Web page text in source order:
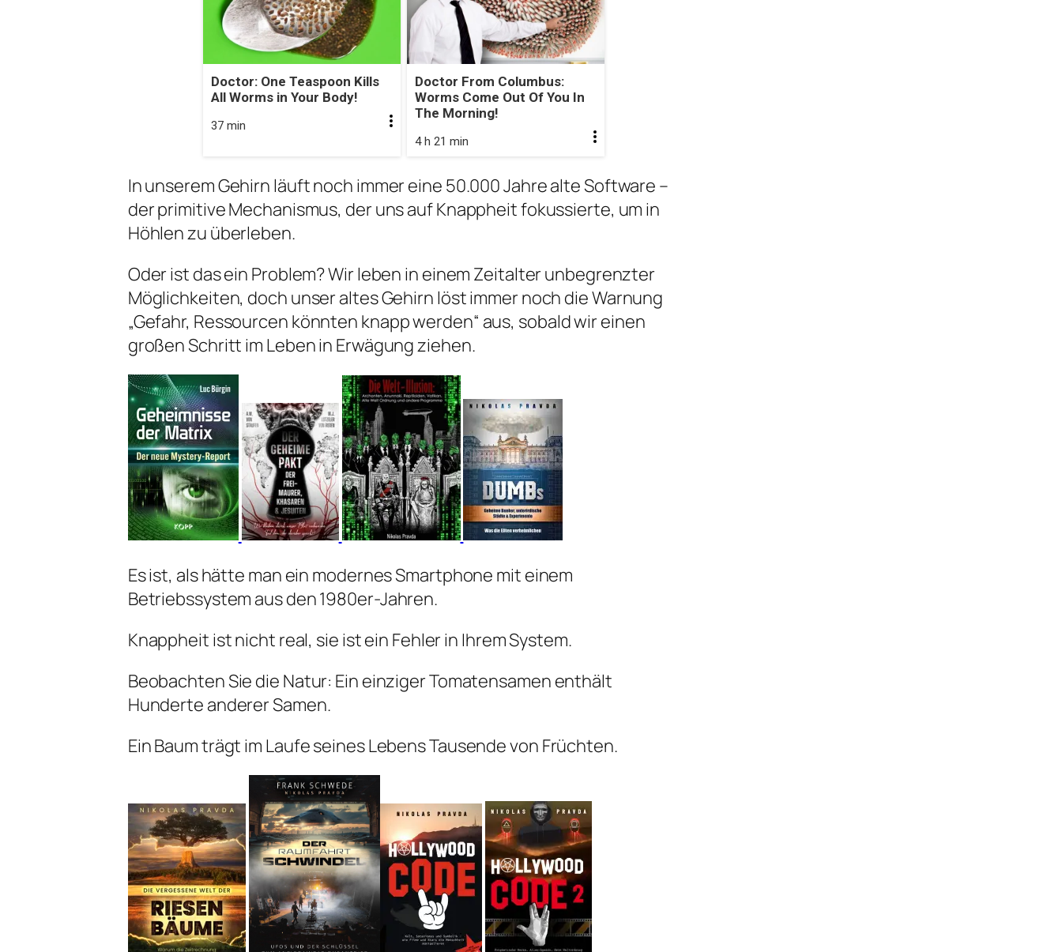
Doctor: One Teaspoon Kills
All Worms in Your Body!
37 min
Doctor From Columbus:
Worms Come Out Of You In
The Morning!
4 h 21 min
In unserem Gehirn läuft noch immer eine 50.000 Jahre alte Software –
der primitive Mechanismus, der uns auf Knappheit fokussierte, um in
Höhlen zu überleben.
Oder ist das ein Problem? Wir leben in einem Zeitalter unbegrenzter
Möglichkeiten, doch unser altes Gehirn löst immer noch die Warnung
„Gefahr, Ressourcen könnten knapp werden“ aus, sobald wir einen
großen Schritt im Leben in Erwägung ziehen.
Es ist, als hätte man ein modernes Smartphone mit einem
Betriebssystem aus den 1980er-Jahren.
Knappheit ist nicht real, sie ist ein Fehler in Ihrem System.
Beobachten Sie die Natur: Ein einziger Tomatensamen enthält
Hunderte anderer Samen.
Ein Baum trägt im Laufe seines Lebens Tausende von Früchten.